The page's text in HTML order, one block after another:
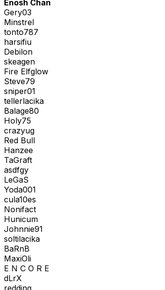
Enosh Chan
Gery03
Minstrel
tonto787
harsifiu
Debilon
skeagen
Fire Elfglow
Steve79
sniper01
tellerlacika
Balage80
Holy75
crazyug
Red Bull
Hanzee
TaGraft
asdfgy
LeGaS
Yoda001
cula10es
Nonifact
Hunicum
Johnnie91
soltilacika
BaRnB
MaxiOli
E N C O R E
dLrX